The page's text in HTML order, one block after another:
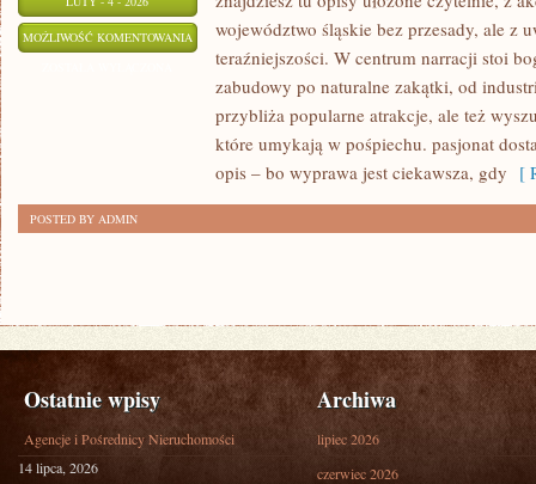
MOŻLIWOŚĆ KOMENTOWANIA SOSNOWIEC
województwo śląskie bez przesady, ale z
teraźniejszości. W centrum narracji stoi
zabudowy po naturalne zakątki, od
przybliża popularne atrakcje, ale też
które umykają w pośpiechu. pasjonat
opis – bo wyprawa jest ciekawsza, gdy [
POSTED BY ADMIN
Ostatnie wpisy
Agencje i Pośrednicy Nieruchomości
14 lipca, 2026
Archiwa
lipiec 2026
czerwiec 2026